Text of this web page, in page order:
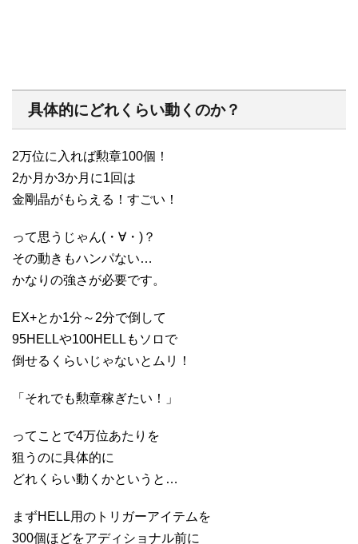
具体的にどれくらい動くのか？
2万位に入れば勲章100個！
2か月か3か月に1回は
金剛晶がもらえる！すごい！
って思うじゃん(・∀・)？
その動きもハンパない…
かなりの強さが必要です。
EX+とか1分～2分で倒して
95HELLや100HELLもソロで
倒せるくらいじゃないとムリ！
「それでも勲章稼ぎたい！」
ってことで4万位あたりを
狙うのに具体的に
どれくらい動くかというと…
まずHELL用のトリガーアイテムを
300個ほどをアディショナル前に